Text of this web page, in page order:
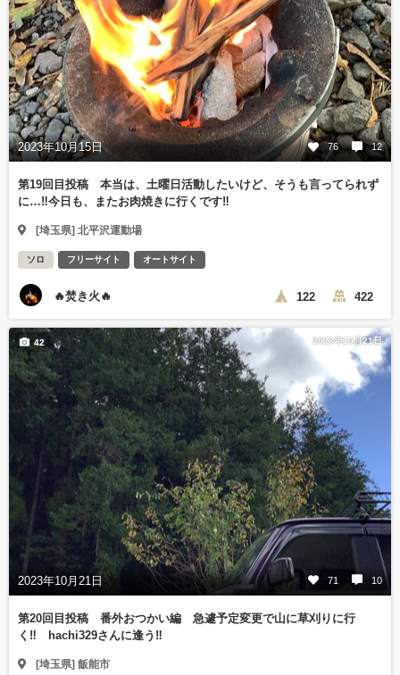
2023年10月15日 76 12
第19回目投稿 本当は、土曜日活動したいけど、そうも言ってられず
に…‼️今日も、またお肉焼きに行くです‼️
[埼玉県] 北平沢運動場
ソロ フリーサイト オートサイト
🔥焚き火🔥 122 422
2023年10月21日
2023年10月21日 71 10
42
第20回目投稿 番外おつかい編 急遽予定変更で山に草刈りに行
く‼️ hachi329さんに逢う‼️
[埼玉県] 飯能市